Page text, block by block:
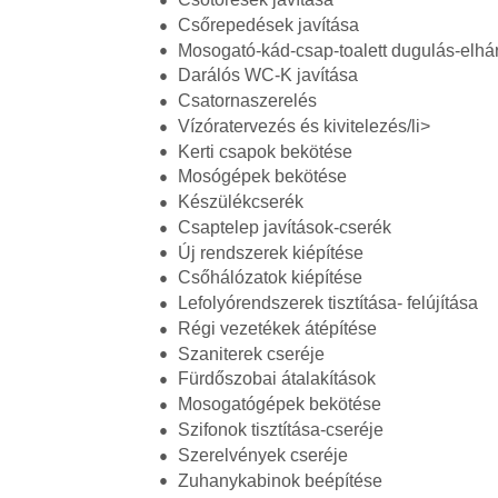
Csőrepedések javítása
Mosogató-kád-csap-toalett dugulás-
Darálós WC-K javítása
Csatornaszerelés
Vízóratervezés és kivitelezés/li>
Kerti csapok bekötése
Mosógépek bekötése
Készülékcserék
Csaptelep javítások-cserék
Új rendszerek kiépítése
Csőhálózatok kiépítése
Lefolyórendszerek tisztítása- felújítása
Régi vezetékek átépítése
Szaniterek cseréje
Fürdőszobai átalakítások
Mosogatógépek bekötése
Szifonok tisztítása-cseréje
Szerelvények cseréje
Zuhanykabinok beépítése